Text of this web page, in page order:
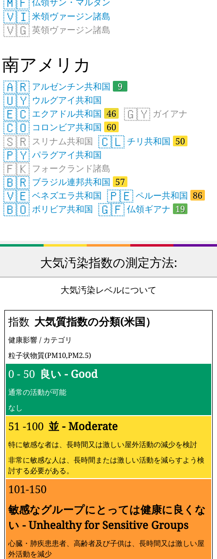
🇻🇮 米領ヴァージン諸島
🇻🇬 英領ヴァージン諸島
南アメリカ
🇦🇷 アルゼンチン共和国 9
🇺🇾 ウルグアイ共和国
🇪🇨 エクアドル共和国 46 🇬🇾 ガイアナ
🇨🇴 コロンビア共和国 60
🇸🇷 スリナム共和国 🇨🇱 チリ共和国 50
🇵🇾 パラグアイ共和国
🇫🇰 フォークランド諸島
🇧🇷 ブラジル連邦共和国 57
🇻🇪 ベネズエラ共和国 🇵🇪 ペルー共和国 86
🇧🇴 ボリビア共和国 🇬🇫 仏領ギアナ 19
大気汚染指数の測定方法:
大気汚染レベルについて
指数 大気質指数の分類(米国）
健康影響 / カテゴリ
粒子状物質(PM10,PM2.5)
0 - 50 良い - Good
通常の活動が可能
なし
51 -100 並 - Moderate
特に敏感な者は、長時間又は激しい屋外活動の減少を検討
非常に敏感な人は、長時間または激しい活動を減らすよう検
討する必要がある。
101-150
敏感なグループにとっては健康に良くな
い - Unhealthy for Sensitive Groups
心臓・肺疾患患者、高齢者及び子供は、長時間又は激しい屋
外活動を減少